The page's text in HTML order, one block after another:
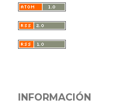
INFORMACIÓN